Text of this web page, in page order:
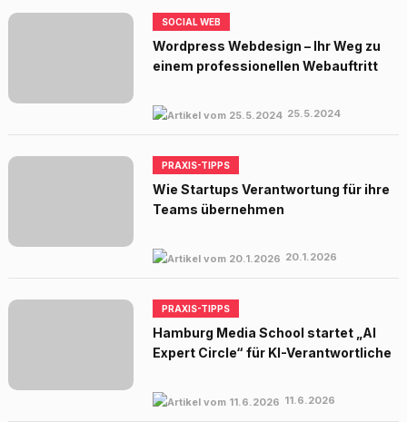
SOCIAL WEB
Wordpress Webdesign – Ihr Weg zu
einem professionellen Webauftritt
25.5.2024
PRAXIS-TIPPS
Wie Startups Verantwortung für ihre
Teams übernehmen
20.1.2026
PRAXIS-TIPPS
Hamburg Media School startet „AI
Expert Circle“ für KI-Verantwortliche
11.6.2026